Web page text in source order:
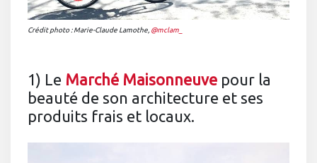
Crédit photo : Marie-Claude Lamothe, @mclam_
1) Le Marché Maisonneuve pour la
beauté de son architecture et ses
produits frais et locaux.